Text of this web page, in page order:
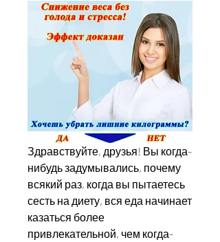
Здравствуйте, друзья! Вы когда-
нибудь задумывались, почему
всякий раз, когда вы пытаетесь
сесть на диету, вся еда начинает
казаться более
привлекательной, чем когда-